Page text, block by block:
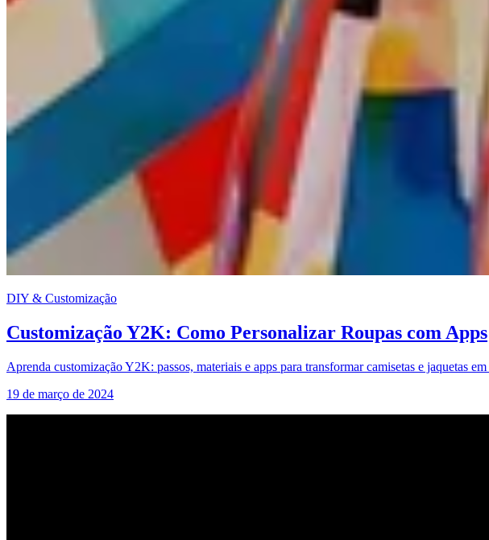
DIY & Customização
Customização Y2K: Como Personalizar Roupas com Apps
Aprenda customização Y2K: passos, materiais e apps para transformar camisetas e jaquetas
19 de março de 2024